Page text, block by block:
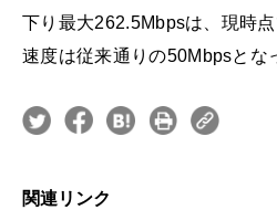
下り最大262.5Mbpsは、現時
速度は従来通りの50Mbpsとな
関連リンク